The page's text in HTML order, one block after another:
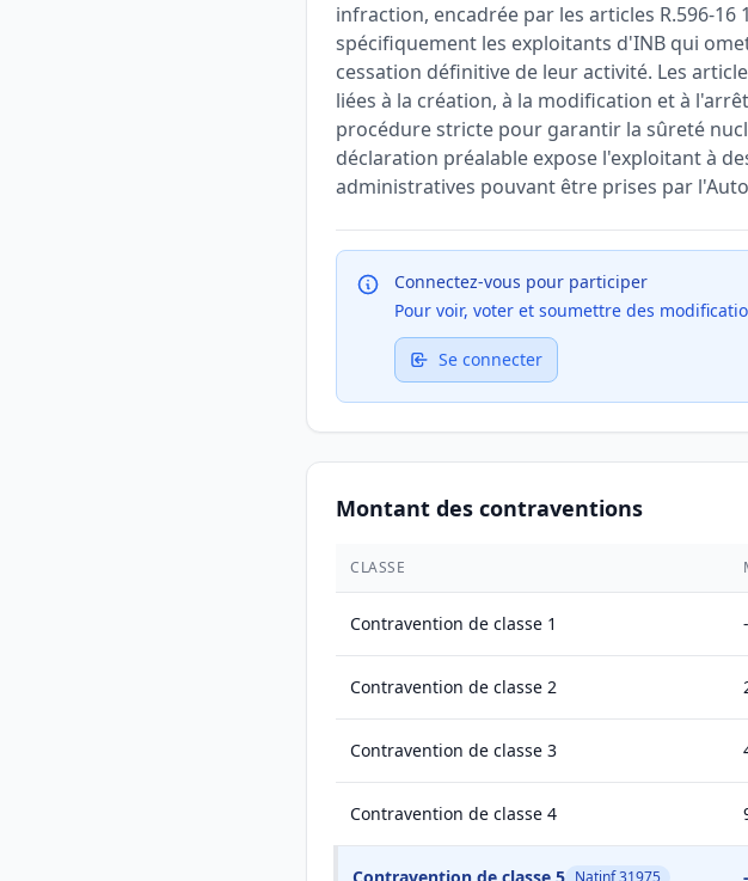
infraction, encadrée par les articles R.596-16
spécifiquement les exploitants d'INB qui
cessation définitive de leur activité. Les
liées à la création, à la modification et à
procédure stricte pour garantir la sûreté
déclaration préalable expose l'exploitant à
administratives pouvant être prises par
Connectez-vous pour participer
Pour voir, voter et soumettre des
Se connecter
Montant des contraventions
CLASSE
Contravention de classe 1 -
Contravention de classe 2
Contravention de classe 3
Contravention de classe 4
Natinf 31975